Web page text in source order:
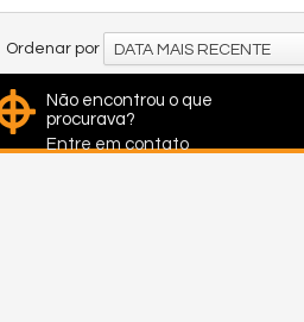
Ordenar por DATA MAIS RECENTE
Não encontrou o que
procurava?
Entre em contato